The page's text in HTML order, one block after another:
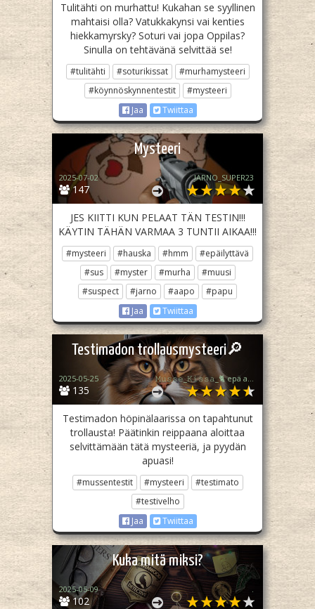
Tulitähti on murhattu! Kukahan se syyllinen
mahtaisi olla? Vatukkakynsi vai kenties
hiekkamyrsky? Soturi vai jopa Oppilas?
Sinulla on tehtävänä selvittää se!
#tulitähti #soturikissat
#murhamysteeri
#köynnöskynnentestit
#mysteeri
Jaa
Twiittaa
Mysteeri
147
2025-07-02 JARNO_SUPER23
JES KIITTI KUN PELAAT TÄN TESTIN!!!
KÄYTIN TÄHÄN VARMAA 3 TUNTII AIKAA!!!
#mysteeri #hauska #hmm
#epäilyttävä
#sus
#myster #murha
#muusi
#suspect
#jarno #aapo
#papu
Jaa
Twiittaa
Testimadon trollausmysteeri🔎
135
2025-05-25 𝙼𝚞𝚜𝚜𝚎_𝙺𝚒𝚜𝚜𝚊_🐈 epä akt.
Testimadon höpinälaarissa on tapahtunut
trollausta! Päätinkin reippaana aloittaa
selvittämään tätä mysteeriä, ja pyydän
apuasi!
#mussentestit #mysteeri
#testimato
#testivelho
Jaa
Twiittaa
Kuka mitä miksi?
102
2025-05-09 .